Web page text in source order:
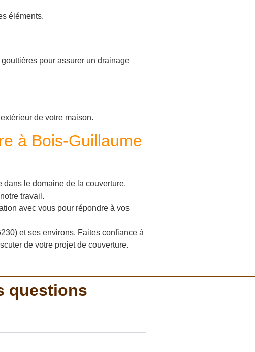
éléments.
pour assurer un drainage
de votre maison.
à Bois-Guillaume
dans le domaine de la couverture.
travail.
avec vous pour répondre à vos
et ses environs. Faites confiance à
de votre projet de couverture.
questions